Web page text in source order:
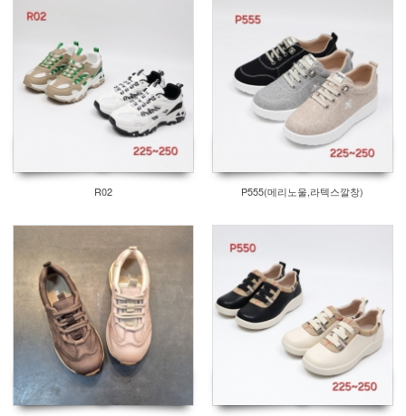
R02 P555(메리노울,라텍스깔창)